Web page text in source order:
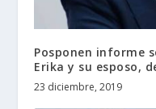
Posponen informe
Erika y su esposo,
23 diciembre, 2019